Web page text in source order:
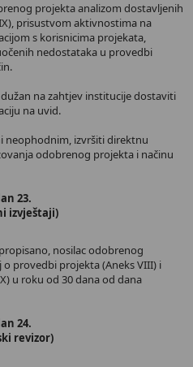
projekta analizom dostavljenih
prisustvom aktivnostima na
s korisnicima projekata,
nedostataka u provedbi
na zahtjev institucije dostaviti
na uvid.
neophodnim, izvršiti direktnu
odobrenog projekta i načinu
23.
izvještaji)
nosilac odobrenog
provedbi projekta (Aneks VIII) i
u roku od 30 dana od dana
24.
revizor)